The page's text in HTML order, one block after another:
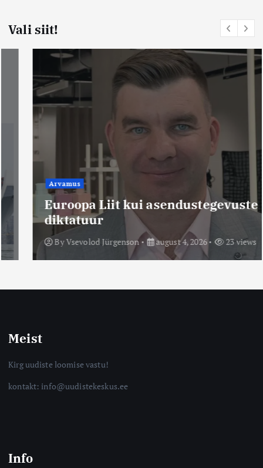
Vali siit!
Arvamus
Euroopa Liit kui asendustegevuste
diktatuur
Vsevolod Jürgenson august 4, 2026 23 views
Meist
Kirg uudiste loomise vastu!
kontakt: info@uudistekeskus.ee
Info